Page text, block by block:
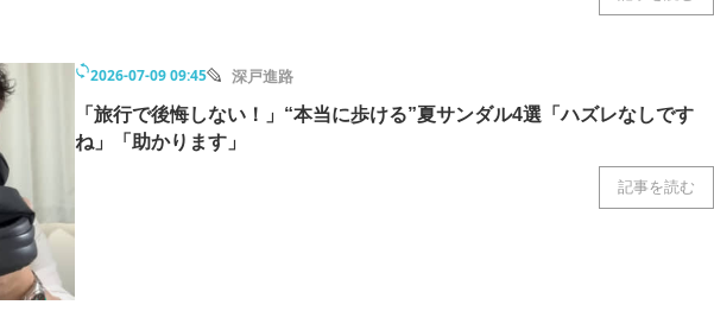
2026-07-09 09:45 深戸進路
「旅行で後悔しない！」“本当に歩ける”夏サンダル4選「ハズレなしです
ね」「助かります」
記事を読む